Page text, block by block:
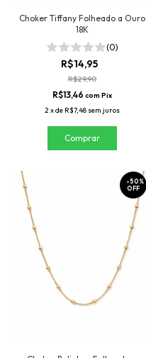
Choker Tiffany Folheado a Ouro
18K
(0)
R$14,95
R$29,90
R$13,46 com Pix
2xde R$7,48 sem juros
-50%
OFF